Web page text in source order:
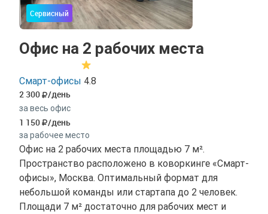
Сервисный
Офис на 2 рабочих места
Смарт-офисы 4.8
2 300 /день
за весь офис
1 150 /день
за рабочее место
Офис на 2 рабочих места площадью 7 м².
Пространство расположено в коворкинге «Смарт-
офисы», Москва. Оптимальный формат для
небольшой команды или стартапа до 2 человек.
Площади 7 м² достаточно для рабочих мест и